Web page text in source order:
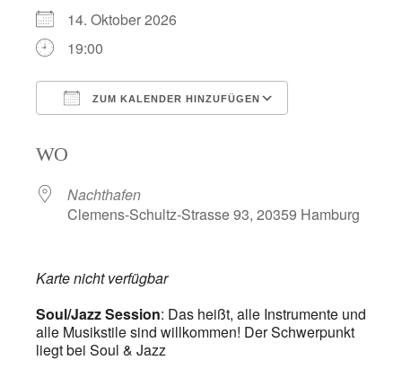
14. Oktober 2026
19:00
ZUM KALENDER HINZUFÜGEN
WO
Nachthafen
Clemens-Schultz-Strasse 93, 20359 Hamburg
Karte nicht verfügbar
Soul/Jazz Session: Das heißt, alle Instrumente und
alle Musikstile sind willkommen! Der Schwerpunkt
liegt bei Soul & Jazz